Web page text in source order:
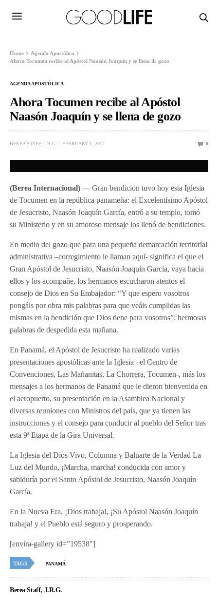
Home
Agenda Apostólica
Ahora Tocumen recibe al Apóstol Naasón Joaquín y se llena de gozo
AGENDA APOSTÓLICA
Ahora Tocumen recibe al Apóstol
Naasón Joaquín y se llena de gozo
BEREA STAFF, J.R.G. FEBRUARY 1, 2017 0
(Berea Internacional) —Gran bendición tuvo hoy esta Iglesia
de Tocumen en la república panameña: el Excelentísimo Apóstol
de Jesucristo, Naasón Joaquín García, entró a su templo, tomó
su Ministerio y en su amoroso mensaje los llenó de bendiciones.
En medio del gozo que para una pequeña demarcación territorial
administrativa –corregimiento le llaman aquí- significa el que el
Gran Apóstol de Jesucristo, Naasón Joaquín García, vaya hacia
ellos y los acompañe, los hermanos escucharon atentos el
consejo de Dios en Su Embajador: “Y que espero vosotros
pongáis por obra mis palabras para que veáis cumplidas las
mismas en la bendición que Dios tiene para vosotros”; hermosas
palabras de despedida esta mañana.
En Panamá, el Apóstol de Jesucristo ha realizado varias
presentaciones apostólicas ante la Iglesia –el Centro de
Convenciones, Las Mañanitas, La Chorrera, Tocumen-, más los
mensajes a los hermanos de Panamá que le dieron bienvenida en
el aeropuerto, su presentación en la Asamblea Nacional y
diversas reuniones con Ministros del país, que ya tienen las
instrucciones y el consejo para conducir al pueblo del Señor tras
esta 9ª Etapa de la Gira Universal.
La Iglesia del Dios Vivo, Columna y Baluarte de la Verdad La
Luz del Mundo, ¡Marcha, marcha! conducida con amor y
sabiduría por el Santo Apóstol de Jesucristo, Naasón Joaquín
García.
En la Nueva Era, ¡Dios trabaja!, ¡Su Apóstol Naasón Joaquín
trabaja! y el Pueblo está seguro y prosperando.
[envira-gallery id=”19538″]
TAGS PANAMÁ
Berea Staff, J.R.G.